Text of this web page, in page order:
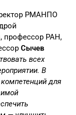
РМАНПО
профессор РАН,
Сычев
всех
В
для